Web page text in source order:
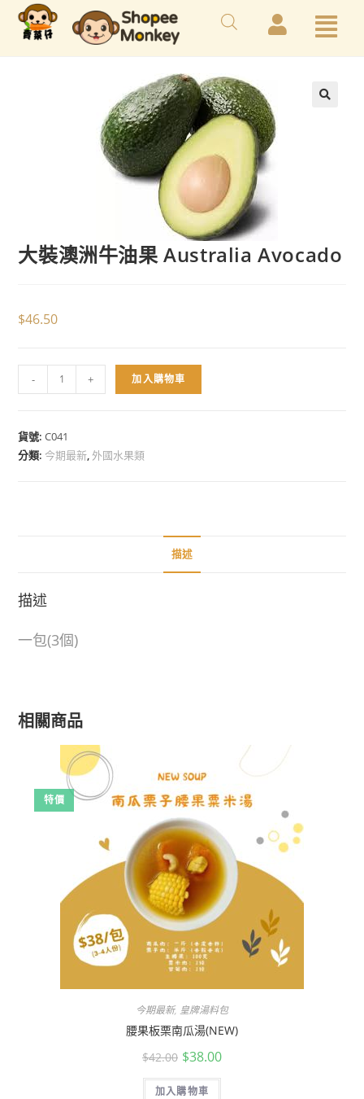
大裝澳洲牛油果 Australia Avocado
$46.50
- + 加入購物車
貨號:C041
分類: 今期最新 外國水果類
描述
描述
一包(3個)
相關商品
特價
今期最新, 皇牌湯料包
腰果板栗南瓜湯(NEW)
$42.00 $38.00
加入購物車